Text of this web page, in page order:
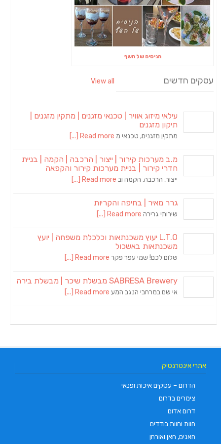
הניסים של השף
עסקים חדשים View all
עילאי מיזוג אוויר | טכנאי מזגנים | מתקין מזגנים |
תיקון מזגנים
מתקין מזגנים, טכנאי מ Read more [...]
מ.ב מערכות קירור | ייצור | הרכבה | הקמה | בניית
חדרי קירור | בניית מערכות קירור והקפאה
ייצור, הרכבה, הקמה וב Read more [...]
גרר מאיר | בחיפה והקריות
שירותי גרירה Read more [...]
L.T.O יעוץ משכנתאות וכלכלת משפחה | יועץ
משכנתאות באשכול
שלום לכם! שמי עפר פקר Read more [...]
SABRESA Brewery מבשלת שיכר | מבשלת בירה
אי שם במרחבי הנגב המע Read more [...]
אתרי אינטרנטיק
הדרום – עסקים איכות ופנאי
צימרים בדרום
דרום אדום
חוות וחוות בודדים
חאנים, חאן ואורחן